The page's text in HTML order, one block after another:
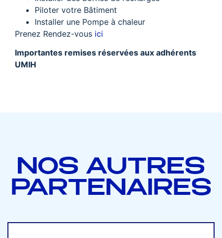
Piloter votre Bâtiment
Installer une Pompe à chaleur
Prenez Rendez-vous ici
Importantes remises réservées aux adhérents
UMIH
NOS AUTRES
PARTENAIRES